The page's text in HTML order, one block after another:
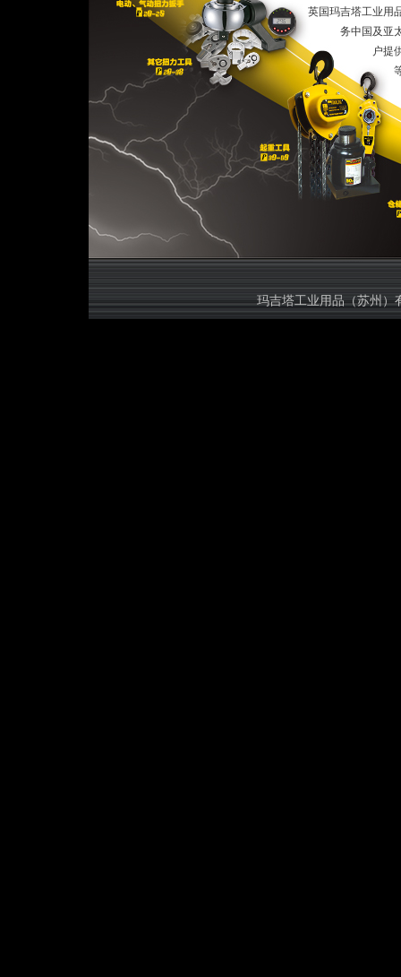
英国玛吉塔工业用品集团
务中国及亚太地区市
户提供玛吉塔全球
等规格的
玛吉塔工业用品（苏州